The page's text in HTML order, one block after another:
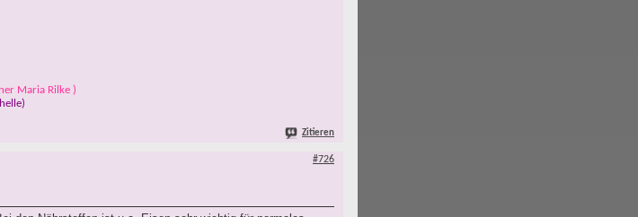
Maria Rilke )
Zitieren
#726